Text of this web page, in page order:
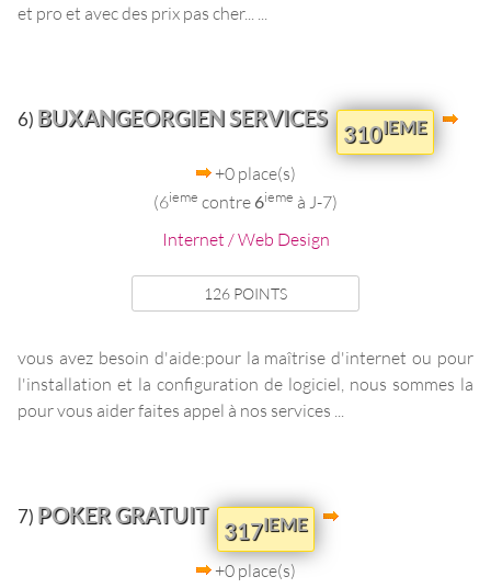
et pro et avec des prix pas cher... ...
6) BUXANGEORGIEN SERVICES
310IEME
+0 place(s)
(6ieme contre 6ieme à J-7)
Internet / Web Design
126 POINTS
vous avez besoin d'aide:pour la maîtrise d'internet ou pour
l'installation et la configuration de logiciel, nous sommes la
pour vous aider faites appel à nos services ...
7) POKER GRATUIT
317IEME
+0 place(s)